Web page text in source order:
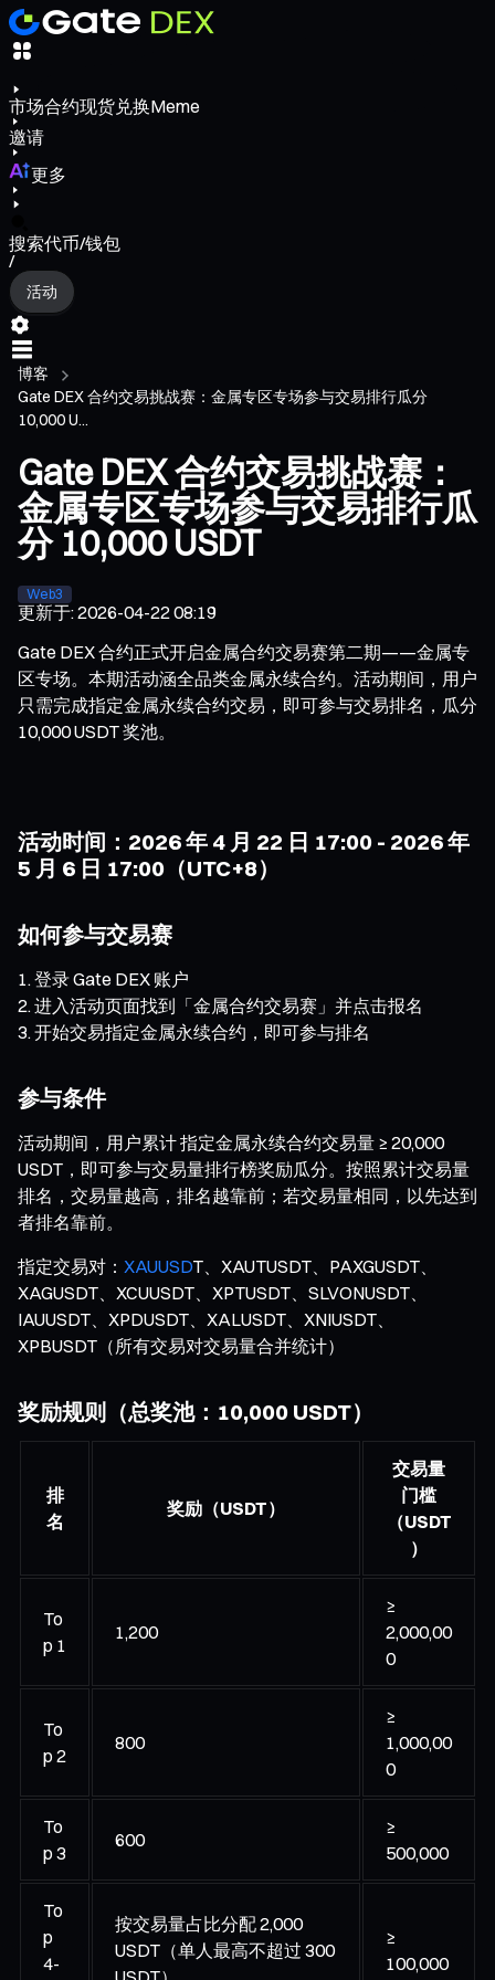
市场合约现货兑换Meme
邀请
更多
搜索代币/钱包
/
活动
博客
Gate DEX 合约交易挑战赛：金属专区专场参与交易排行瓜分
10,000 U...
Gate DEX 合约交易挑战赛：
金属专区专场参与交易排行瓜
分 10,000 USDT
Web3
更新于:2026-04-22 08:19
Gate DEX 合约正式开启金属合约交易赛第二期——金属专
区专场。本期活动涵全品类金属永续合约。活动期间，用户
只需完成指定金属永续合约交易，即可参与交易排名，瓜分
10,000 USDT 奖池。
活动时间：2026 年 4 月 22 日 17:00 - 2026 年
5 月 6 日 17:00（UTC+8）
如何参与交易赛
登录 Gate DEX 账户
进入活动页面找到「金属合约交易赛」并点击报名
开始交易指定金属永续合约，即可参与排名
参与条件
活动期间，用户累计 指定金属永续合约交易量 ≥ 20,000
USDT，即可参与交易量排行榜奖励瓜分。按照累计交易量
排名，交易量越高，排名越靠前；若交易量相同，以先达到
者排名靠前。
指定交易对： XAUUSDT、XAUTUSDT、PAXGUSDT、
XAGUSDT、XCUUSDT、XPTUSDT、SLVONUSDT、
IAUUSDT、XPDUSDT、XALUSDT、XNIUSDT、
XPBUSDT（所有交易对交易量合并统计）
奖励规则（总奖池：10,000 USDT）
排
名
奖励（USDT）
交易量
门槛
（USDT
）
To
p 1
1,200
≥
2,000,00
0
To
p 2
800
≥
1,000,00
0
To
p 3
600
≥
500,000
To
p
4-
按交易量占比分配 2,000
USDT（单人最高不超过 300
≥
100,000